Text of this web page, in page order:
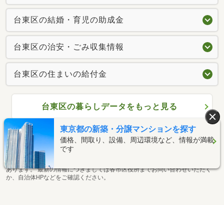
台東区の結婚・育児の助成金
台東区の治安・ごみ収集情報
台東区の住まいの給付金
台東区の暮らしデータをもっと見る
暮らしデータ提供元：生活ガイド.com
※行政機関により公表していない地域及びデータがございます。東京23区以外
の政令指定都市は、市全体のデータとして表示しています。
※提供データには細心の注意を払っておりますが、調査後に変更がある場合が
あります。 最新の情報につきましては各市区役所までお問い合わせいただく
か、自治体HPなどをご確認ください。
東京都の新築・分譲マンションを探す
価格、間取り、設備、周辺環境など、情報が満載
です